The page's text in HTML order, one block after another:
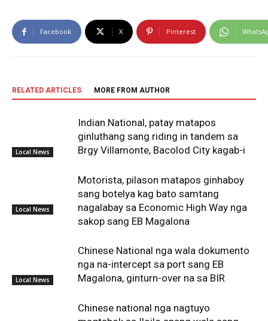
Facebook X Pinterest
RELATED ARTICLES MORE FROM AUTHOR
Local News
Indian National, patay matapos
ginluthang sang riding in tandem sa
Brgy Villamonte, Bacolod City kagab-i
Local News
Motorista, pilason matapos ginhaboy
sang botelya kag bato samtang
nagalabay sa Economic High Way nga
sakop sang EB Magalona
Local News
Chinese National nga wala dokumento
nga na-intercept sa port sang EB
Magalona, ginturn-over na sa BIR
Chinese national nga nagtuyo